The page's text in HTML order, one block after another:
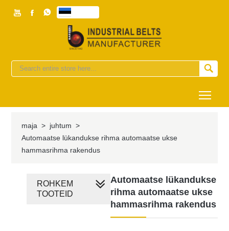
  

maja > juhtum >
Automaatse lükandukse rihma automaatse ukse
hammasrihma rakendus
Automaatse lükandukse
rihma automaatse ukse
hammasrihma rakendus
ROHKEM
TOOTEID